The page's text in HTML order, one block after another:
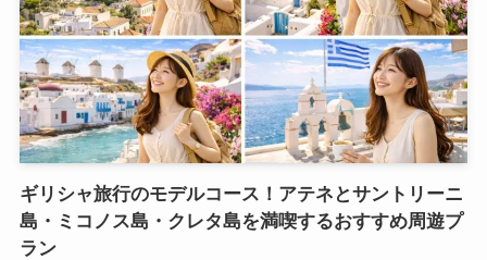
ギリシャ旅行のモデルコース！アテネとサントリーニ
島・ミコノス島・クレタ島を満喫するおすすめ周遊プ
ラン